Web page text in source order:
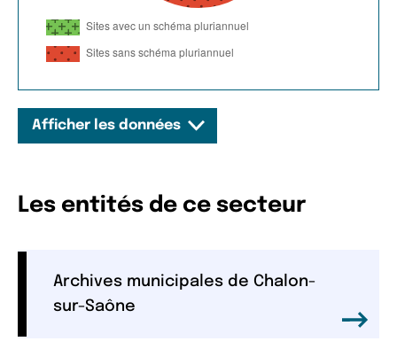
Afficher les données
Les entités de ce secteur
Archives municipales de Chalon-
sur-Saône